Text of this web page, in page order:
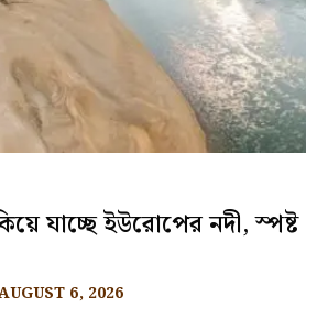
যাচ্ছে ইউরোপের নদী, স্পষ্ট
6, 2026